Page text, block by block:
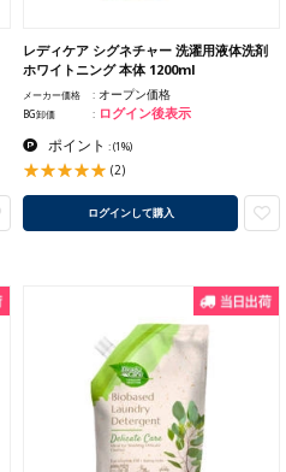
レディケア シグネチャー 洗濯用液体洗剤
ホワイトニング 本体 1200ml
メーカー価格 オープン価格
BG卸価 ログイン後表示
ポイント :(1%)
(2)
ログインして購入